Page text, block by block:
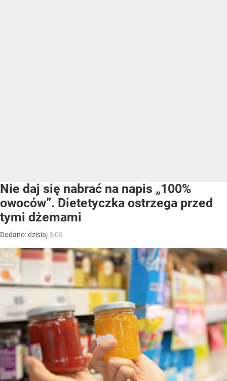
Nie daj się nabrać na napis „100%
owoców”. Dietetyczka ostrzega przed
tymi dżemami
Dodano:dzisiaj 8:06